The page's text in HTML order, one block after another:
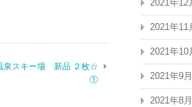
泉スキー場 新品 ２枚☆
①
2021年12
2021年11
2021年10
2021年9月
2021年8月